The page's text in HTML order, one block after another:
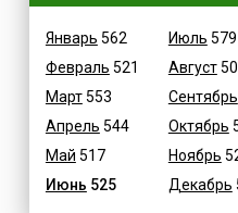
Январь 562
Февраль 521
Март553
Апрель 544
Май 517
Июнь 525
Июль 579
Август
Сентябрь
Октябрь
Ноябрь
Декабрь